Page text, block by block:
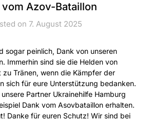
vom Azov-Bataillon
on 7. August 2025
sogar peinlich, Dank von unseren
Immerhin sind sie die Helden von
zu Tränen, wenn die Kämpfer der
sich für eure Unterstützung bedanken.
Partner Ukrainehilfe Hamburg
Dank vom Asovbataillon erhalten.
Danke für euren Schutz! Wir sind bei